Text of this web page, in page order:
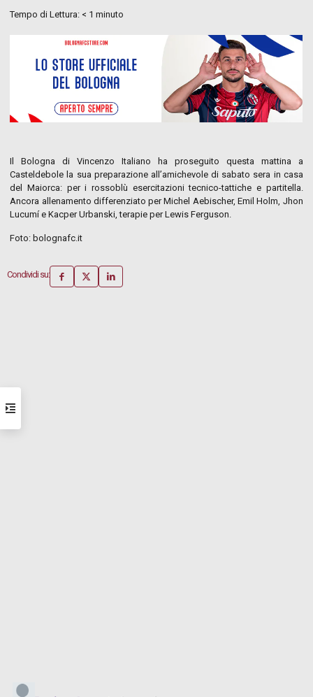
Tempo di Lettura: < 1 minuto
Il Bologna di Vincenzo Italiano ha proseguito questa mattina a
Casteldebole la sua preparazione all’amichevole di sabato sera in casa
del Maiorca: per i rossoblù esercitazioni tecnico-tattiche e partitella.
Ancora allenamento differenziato per Michel Aebischer, Emil Holm, Jhon
Lucumí e Kacper Urbanski, terapie per Lewis Ferguson.
Foto: bolognafc.it
Condividi su: